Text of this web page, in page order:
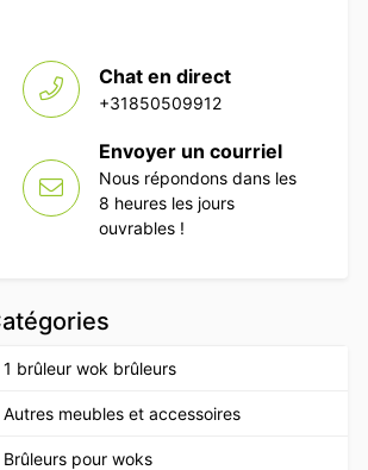
panini Ribbed/Glad 230V Catering
Chat en direct
+31850509912
Envoyer un courriel
Nous répondons dans les
8 heures les jours
ouvrables !
1 brûleur wok brûleurs
Autres meubles et accessoires
Brûleurs pour woks